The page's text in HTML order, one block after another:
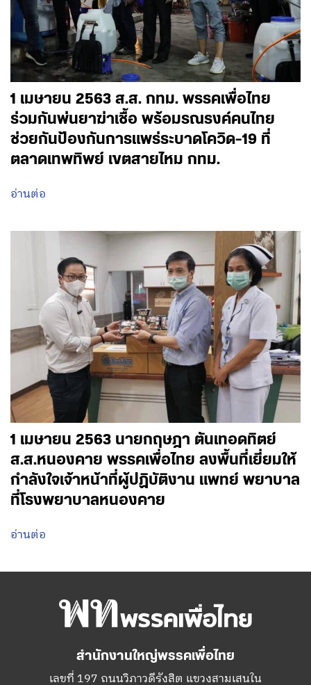
1 เมษายน 2563 ส.ส. กทม. พรรคเพื่อไทย
ร่วมกันพ่นยาฆ่าเชื้อ พร้อมรณรงค์คนไทย
ช่วยกันป้องกันการแพร่ระบาดโควิด-19 ที่
ตลาดเทพทิพย์ เขตสายไหม กทม.
อ่านต่อ
1 เมษายน 2563 นายกฤษฎา ตันเทอดทิตย์
ส.ส.หนองคาย พรรคเพื่อไทย ลงพื้นที่เยี่ยมให้
กำลังใจเจ้าหน้าที่ผู้ปฏิบัติงาน แพทย์ พยาบาล
ที่โรงพยาบาลหนองคาย
อ่านต่อ
สำนักงานใหญ่พรรคเพื่อไทย
เลขที่ 197 ถนนวิภาวดีรังสิต แขวงสามเสนใน